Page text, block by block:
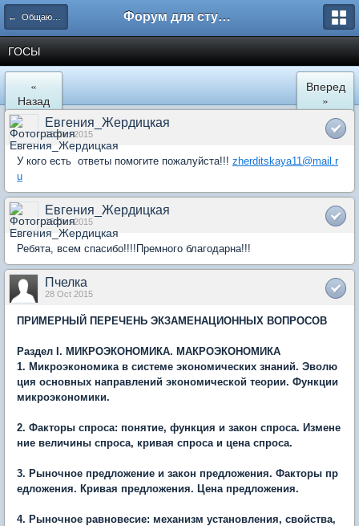
← Общаются экономисты Форум для студента СГА
ГОСЫ
«
Назад
Вперед
»
Евгения_Жердицкая
13 Oct 2015
У кого есть ответы помогите пожалуйста!!! zherditskaya11@mail.r
u
Евгения_Жердицкая
15 Oct 2015
Ребята, всем спасибо!!!!Премного благодарна!!!
Пчелка
28 Oct 2015
ПРИМЕРНЫЙ ПЕРЕЧЕНЬ ЭКЗАМЕНАЦИОННЫХ ВОПРОСОВ
Раздел I. МИКРОЭКОНОМИКА. МАКРОЭКОНОМИКА
1. Микроэкономика в системе экономических знаний. Эволю
ция основных направлений экономической теории. Функции
микроэкономики.
2. Факторы спроса: понятие, функция и закон спроса. Измене
ние величины спроса, кривая спроса и цена спроса.
3. Рыночное предложение и закон предложения. Факторы пр
едложения. Кривая предложения. Цена предложения.
4. Рыночное равновесие: механизм установления, свойства,